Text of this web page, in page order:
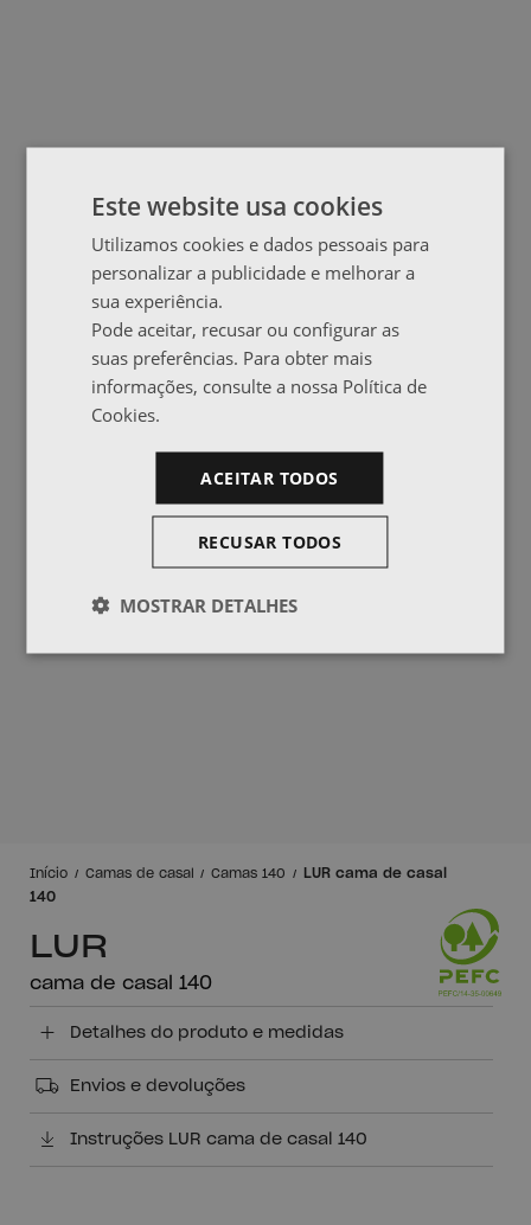
Início Camas de casal Camas 140
LUR cama de casal
140
LUR
cama de casal 140
Detalhes do produto e medidas
Envios e devoluções
Instruções LUR cama de casal 140
Este website usa cookies
Utilizamos cookies e dados pessoais para
personalizar a publicidade e melhorar a
sua experiência.
Pode aceitar, recusar ou configurar as
suas preferências. Para obter mais
informações, consulte a nossa Política de
Cookies.
ACEITAR TODOS
RECUSAR TODOS
MOSTRAR DETALHES